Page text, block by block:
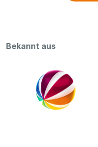
Bekannt aus